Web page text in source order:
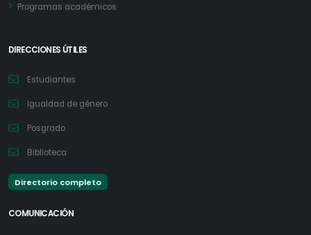
Programas académicos
DIRECCIONES ÚTILES
Estudiantes
Igualdad de género
Posgrado
Biblioteca
Directorio completo
COMUNICACIÓN